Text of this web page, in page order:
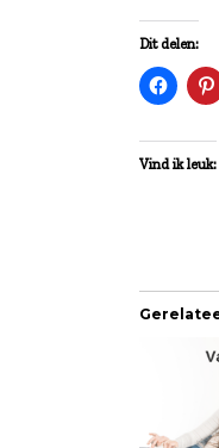
Dit delen:
Vind ik leuk: